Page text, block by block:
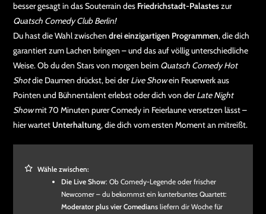
besser gesagt in das Souterrain des Friedrichstadt-Palasteszur
Quatsch Comedy Club Berlin!
Du hast die Wahl zwischen drei einzigartigen Programmen, die dich
garantiert zum Lachen bringen – und das auf völlig unterschiedliche
Weise. Ob du den Stars von morgen beim Quatsch Comedy Hot
Shotdie Daumen drückst, bei derLive Showein Feuerwerk aus
Pointen und Bühnentalent erlebst oder dich von derLate Night
Showmit 70 Minuten purer Comedy in Feierlaune versetzen lässt –
hier wartet Unterhaltung, die dich vom ersten Moment an mitreißt.
Wähle zwischen:
Die Live Show: Ob Comedy‑Legende oder frischer
Newcomer – du bekommst ein kunterbuntes Quartett:
Moderator plus vier Comedians liefern dir Woche für